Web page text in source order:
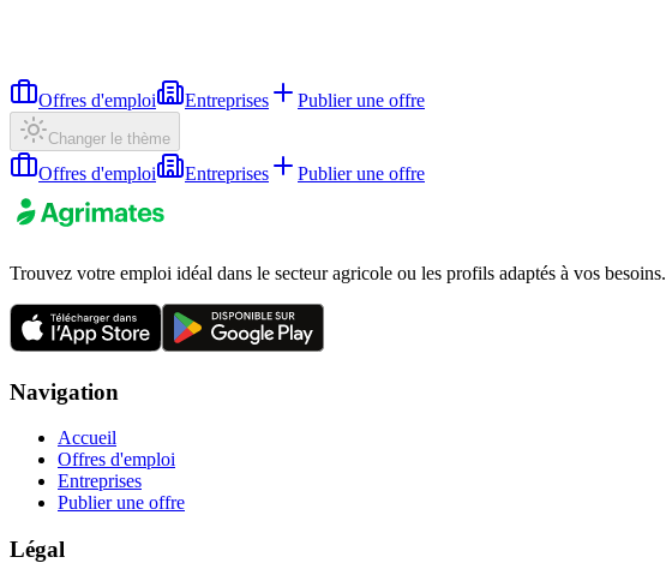
Offres d'emploi Entreprises Publier une offre
Changer le thème
Offres d'emploi Entreprises Publier une offre
Trouvez votre emploi idéal dans le secteur agricole ou les profils adaptés à vos besoins.
Navigation
Accueil
Offres d'emploi
Entreprises
Publier une offre
Légal